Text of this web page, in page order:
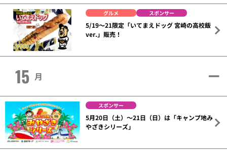
グルメ スポンサー
5/19～21限定「いてまえドッグ 宮崎の高校飯
ver.」販売！
15 月
スポンサー
5月20日（土）～21日（日）は「キャンプ地み
やざきシリーズ」